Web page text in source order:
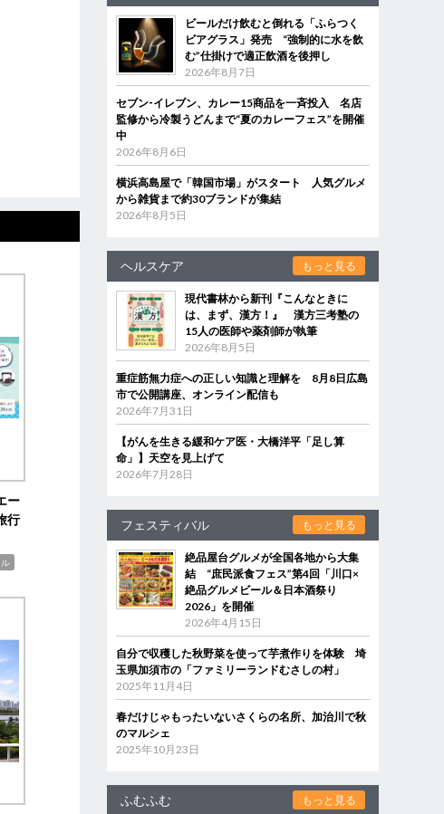
ー
行
ビールだけ飲むと倒れる「ふらつく
ビアグラス」発売 “強制的に水を飲
む”仕掛けで適正飲酒を後押し
2026年8月7日
セブン‐イレブン、カレー15商品を一斉投入 名店
監修から冷製うどんまで“夏のカレーフェス”を開催
中
2026年8月6日
横浜高島屋で「韓国市場」がスタート 人気グルメ
から雑貨まで約30ブランドが集結
2026年8月5日
ヘルスケア もっと見る
現代書林から新刊『こんなときに
は、まず、漢方！』 漢方三考塾の
15人の医師や薬剤師が執筆
2026年8月5日
重症筋無力症への正しい知識と理解を 8月8日広島
市で公開講座、オンライン配信も
2026年7月31日
【がんを生きる緩和ケア医・大橋洋平「足し算
命」】天空を見上げて
2026年7月28日
フェスティバル もっと見る
絶品屋台グルメが全国各地から大集
結 “庶民派食フェス”第4回「川口×
絶品グルメビール＆日本酒祭り
2026」を開催
2026年4月15日
自分で収穫した秋野菜を使って芋煮作りを体験 埼
玉県加須市の「ファミリーランドむさしの村」
2025年11月4日
春だけじゃもったいないさくらの名所、加治川で秋
のマルシェ
2025年10月23日
ふむふむ もっと見る